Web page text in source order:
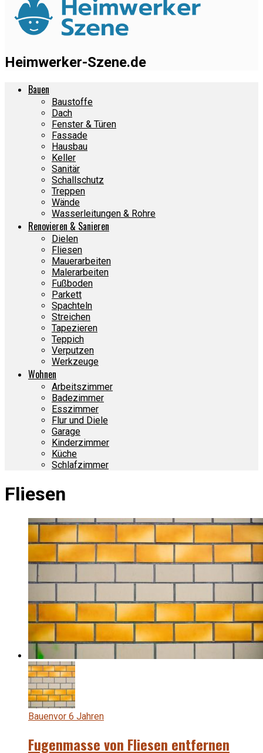
Heimwerker-Szene.de
Bauen
Baustoffe
Dach
Fenster & Türen
Fassade
Hausbau
Keller
Sanitär
Schallschutz
Treppen
Wände
Wasserleitungen & Rohre
Renovieren & Sanieren
Dielen
Fliesen
Mauerarbeiten
Malerarbeiten
Fußboden
Parkett
Spachteln
Streichen
Tapezieren
Teppich
Verputzen
Werkzeuge
Wohnen
Arbeitszimmer
Badezimmer
Esszimmer
Flur und Diele
Garage
Kinderzimmer
Küche
Schlafzimmer
Fliesen
Bauenvor 6 Jahren
Fugenmasse von Fliesen entfernen